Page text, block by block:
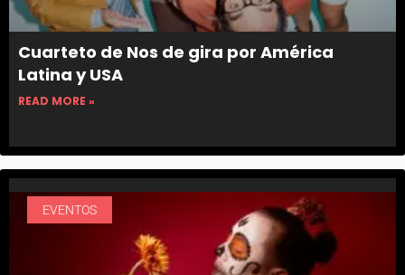
Cuarteto de Nos de gira por América
Latina y USA
READ MORE »
EVENTOS